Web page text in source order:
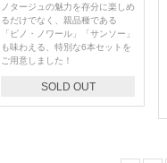
ノタージュの魅力を存分に楽しめ
るだけでなく、親品種である
「ピノ・ノワール」「サンソー」
も味わえる、特別な6本セットを
ご用意しました！
SOLD OUT